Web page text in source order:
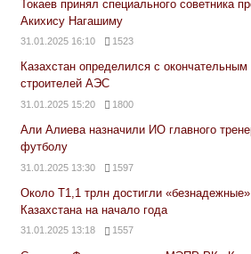
Токаев принял специального советника
Акихису Нагашиму
31.01.2025 16:10 1523
Казахстан определился с
строителей АЭС
31.01.2025 15:20 1800
Али Алиева назначили ИО главного
футболу
31.01.2025 13:30 1597
Около Т1,1 трлн достигли
Казахстана на начало года
31.01.2025 13:18 1557